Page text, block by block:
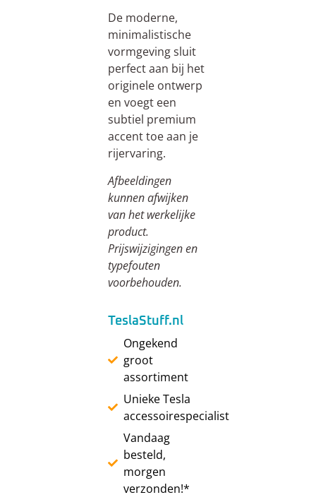
De moderne,
minimalistische
vormgeving sluit
perfect aan bij het
originele ontwerp
en voegt een
subtiel premium
accent toe aan je
rijervaring.
Afbeeldingen
kunnen afwijken
van het werkelijke
product.
Prijswijzigingen en
typefouten
voorbehouden.
TeslaStuff.nl
Ongekend
groot
assortiment
Unieke Tesla
accessoirespecialist
Vandaag
besteld,
morgen
verzonden!*